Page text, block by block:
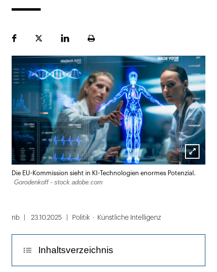
FacebookPlattformLinekdInSeite
Lightbox
öffnen
Die EU-Kommission sieht in KI-Technologien enormes Potenzial.
Gorodenkoff - stock.adobe.com
nb 23.10.2025 Politik Künstliche Intelligenz
Inhaltsverzeichnis